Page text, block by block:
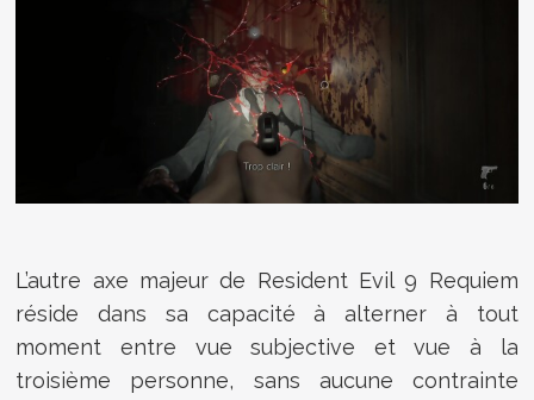
L’autre axe majeur de Resident Evil 9 Requiem
réside dans sa capacité à alterner à tout
moment entre vue subjective et vue à la
troisième personne, sans aucune contrainte